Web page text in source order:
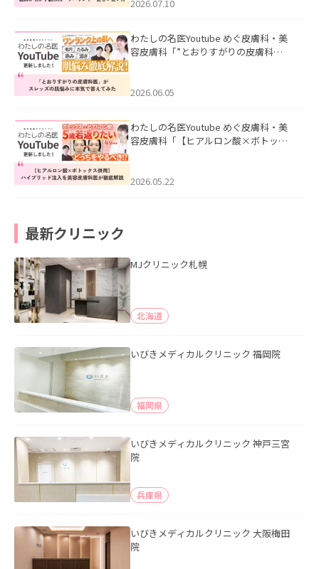
た。
2026.07.10
わたしの名医Youtube めぐ皮膚科・美
容皮膚科「”とおりすがりの皮膚科
2026.06.05
わたしの名医Youtube めぐ皮膚科・美
容皮膚科「【ヒアルロン酸×ボトック
た。
2026.05.22
最新クリニック
MJクリニック札幌
北海道
いびきメディカルクリニック 福岡院
福岡県
いびきメディカルクリニック 神戸三宮
院
兵庫県
いびきメディカルクリニック 大阪梅田
院